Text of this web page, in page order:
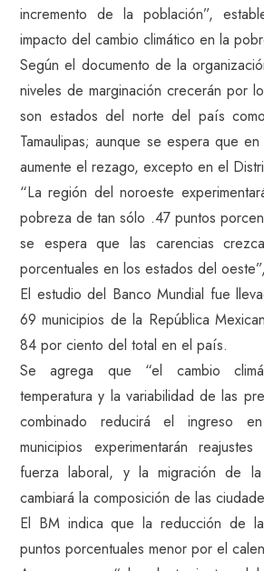
incremento de la población”,
impacto del cambio climático en la
Según el documento de la
niveles de marginación crecerán por
son estados del norte del país
Tamaulipas; aunque se espera que
aumente el rezago, excepto en el
“La región del noroeste
pobreza de tan sólo .47 puntos
se espera que las carencias
porcentuales en los estados del
El estudio del Banco Mundial fue
69 municipios de la República
84 por ciento del total en el país.
Se agrega que “el cambio
temperatura y la variabilidad de las
combinado reducirá el ingreso
municipios experimentarán
fuerza laboral, y la migración de la
cambiará la composición de las
El BM indica que la reducción de
puntos porcentuales menor por el